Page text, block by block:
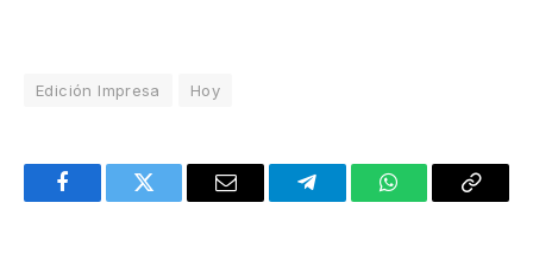
Edición Impresa Hoy
FacebookTwitter Email TelegramWhatsAppCopy